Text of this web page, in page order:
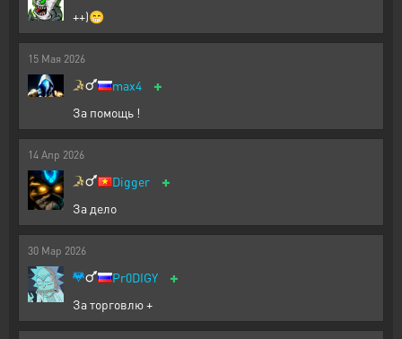
++)😁
15 Мая 2026
max4 +
За помощь !
14 Апр 2026
Digger +
За дело
30 Мар 2026
Pr0DIGY +
За торговлю +